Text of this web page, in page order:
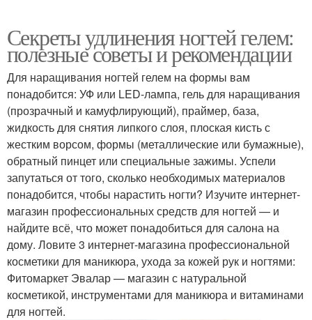
Секреты удлинения ногтей гелем:
полезные советы и рекомендации
Для наращивания ногтей гелем на формы вам
понадобится: УФ или LED-лампа, гель для наращивания
(прозрачный и камуфлирующий), праймер, база,
жидкость для снятия липкого слоя, плоская кисть с
жестким ворсом, формы (металлические или бумажные),
обратный пинцет или специальные зажимы. Успели
запутаться от того, сколько необходимых материалов
понадобится, чтобы нарастить ногти? Изучите интернет-
магазин профессиональных средств для ногтей — и
найдите всё, что может понадобиться для салона на
дому. Ловите 3 интернет-магазина профессиональной
косметики для маникюра, ухода за кожей рук и ногтями:
Фитомаркет Эвалар — магазин с натуральной
косметикой, инструментами для маникюра и витаминами
для ногтей.